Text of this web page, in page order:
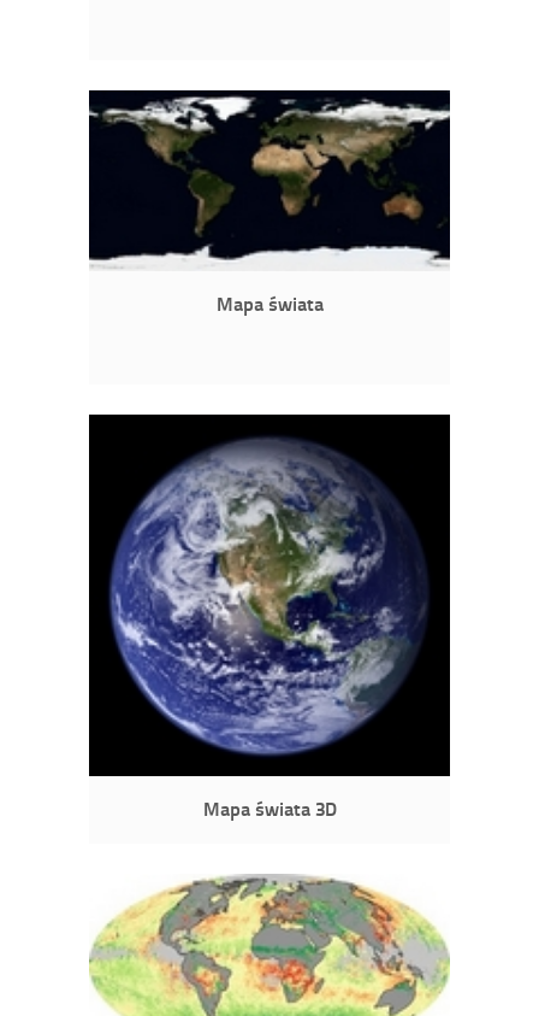
Mapa świata
Mapa świata 3D